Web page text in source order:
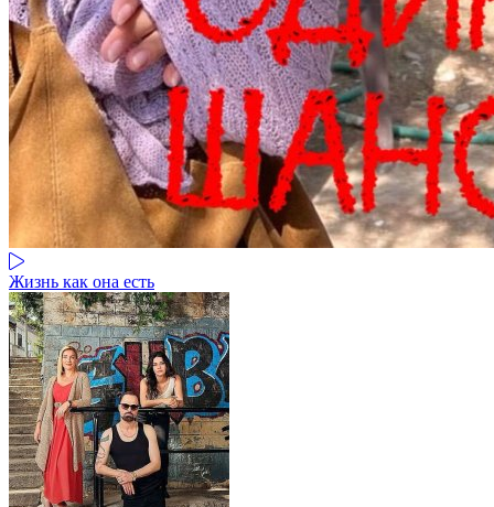
Жизнь как она есть